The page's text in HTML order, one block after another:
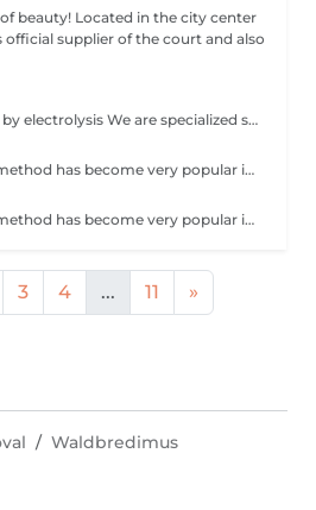
in the city center
official supplier of the court and also
Permanent hair removal by electrolysis We are specialized since 1970 in permanent hair removal by electrolysis, the effectiveness of this method of permanent hair removal is indisputable. Electrolysis allows permanent removal of the cells responsible for hair growth by inserting a filament into the hair follicle and applying a high-speed current adjusted according to the hair and the targeted region. All skin and hair colors as well as all regions can be treated efficiently and without any compromise.
Sugar hair removal This method has become very popular in our institute. The sugar paste is 100% natural. It is based on millennial recipes from the Middle East and contains exclusively water and sugar, without any chemical, aromatic or coloring substance. The paste is hypoallergenic and does not cause skin irritation. It applies to all areas. The paste is massaged inside the follicle, it envelops the hairs, surrounds them and lubricates them. The extraction is done in the natural direction of hair growth. There is no broken hair left in the follicle. This technique does not cause redness or irritation of the skin. Non-negligible advantage is the fact that it is not necessary to have a certain length of hair as with wax, the sugar effectively removes very short hair. The sugar withdraws without tapes. We also recommend this method to teenagers for their first depilations and to people who want full hair removal, because it is much less painful than waxing.
Sugar hair removal This method has become very popular in our institute. The sugar paste is 100% natural. It is based on millennial recipes from the Middle East and contains exclusively water and sugar, without any chemical, aromatic or coloring substance. The paste is hypoallergenic and does not cause skin irritation. It applies to all areas. The paste is massaged inside the follicle, it envelops the hairs, surrounds them and lubricates them. The extraction is done in the natural direction of hair growth. There is no broken hair left in the follicle. This technique does not cause redness or irritation of the skin. Non-negligible advantage is the fact that it is not necessary to have a certain length of hair as with wax, the sugar effectively removes very short hair. The sugar withdraws without bands. We also recommend this method to teenagers for their first depilations and to people who want full hair removal, because it is much less painful than waxing.
3 4 ... 11 »
Waldbredimus